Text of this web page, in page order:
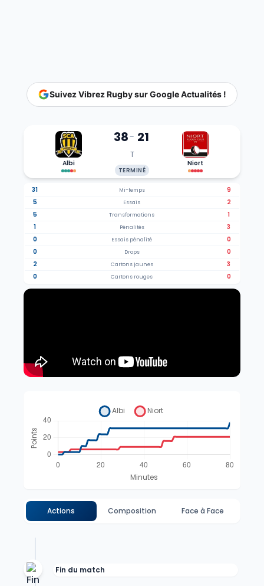
Suivez Vibrez Rugby sur Google Actualités !
Albi
38- 21
T
TERMINÉ
Niort
31 Mi-temps
9
5
Essais
2
5
Transformations
1
1
Pénalités
3
0
Essais pénalité
0
0
Drops
0
2
Cartons jaunes
3
0
Cartons rouges 0
Actions Composition Face à Face
Fin du match